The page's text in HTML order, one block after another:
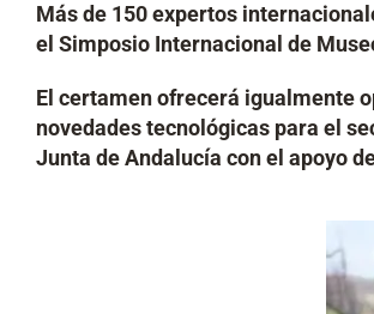
Más de 150 expertos
el Simposio Internacional de
El certamen ofrecerá igualmente
novedades tecnológicas para el
Junta de Andalucía con el apoyo